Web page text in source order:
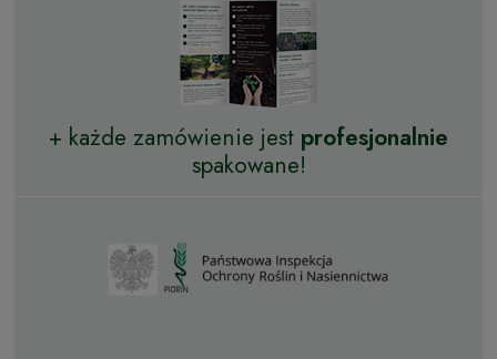
+ każde zamówienie jest profesjonalnie
spakowane!